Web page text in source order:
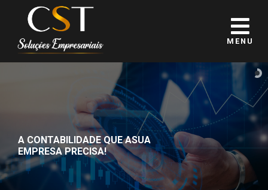
MENU
A CONTABILIDADE QUE ASUA
EMPRESA PRECISA!